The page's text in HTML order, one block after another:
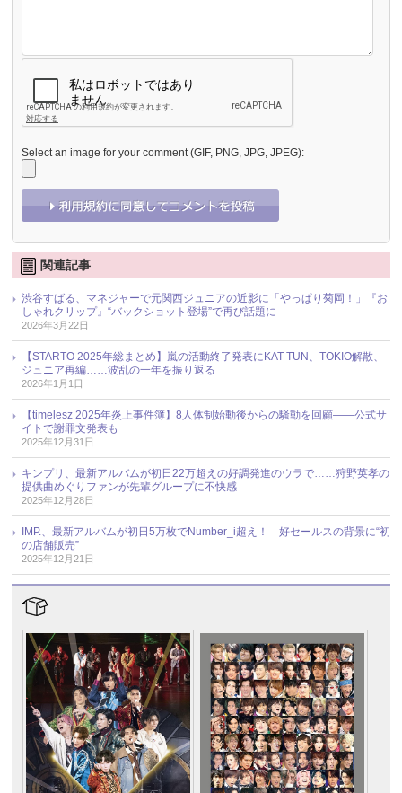
Select an image for your comment (GIF, PNG, JPG, JPEG):
関連記事
渋谷すばる、マネジャーで元関西ジュニアの近影に「やっぱり菊岡！」『お
しゃれクリップ』“バックショット登場”で再び話題に
2026年3月22日
【STARTO 2025年総まとめ】嵐の活動終了発表にKAT-TUN、TOKIO解散、
ジュニア再編……波乱の一年を振り返る
2026年1月1日
【timelesz 2025年炎上事件簿】8人体制始動後からの騒動を回顧――公式サ
イトで謝罪文発表も
2025年12月31日
キンプリ、最新アルバムが初日22万超えの好調発進のウラで……狩野英孝の
提供曲めぐりファンが先輩グループに不快感
2025年12月28日
IMP.、最新アルバムが初日5万枚でNumber_i超え！ 好セールスの背景に“初
の店舗販売”
2025年12月21日